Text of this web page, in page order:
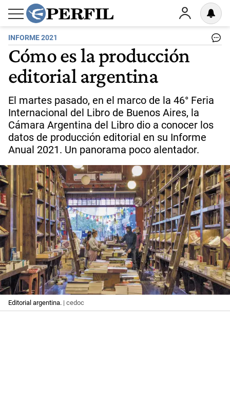
INFORME 2021
Cómo es la producción
editorial argentina
El martes pasado, en el marco de la 46° Feria
Internacional del Libro de Buenos Aires, la
Cámara Argentina del Libro dio a conocer los
datos de producción editorial en su Informe
Anual 2021. Un panorama poco alentador.
Editorial argentina. | cedoc